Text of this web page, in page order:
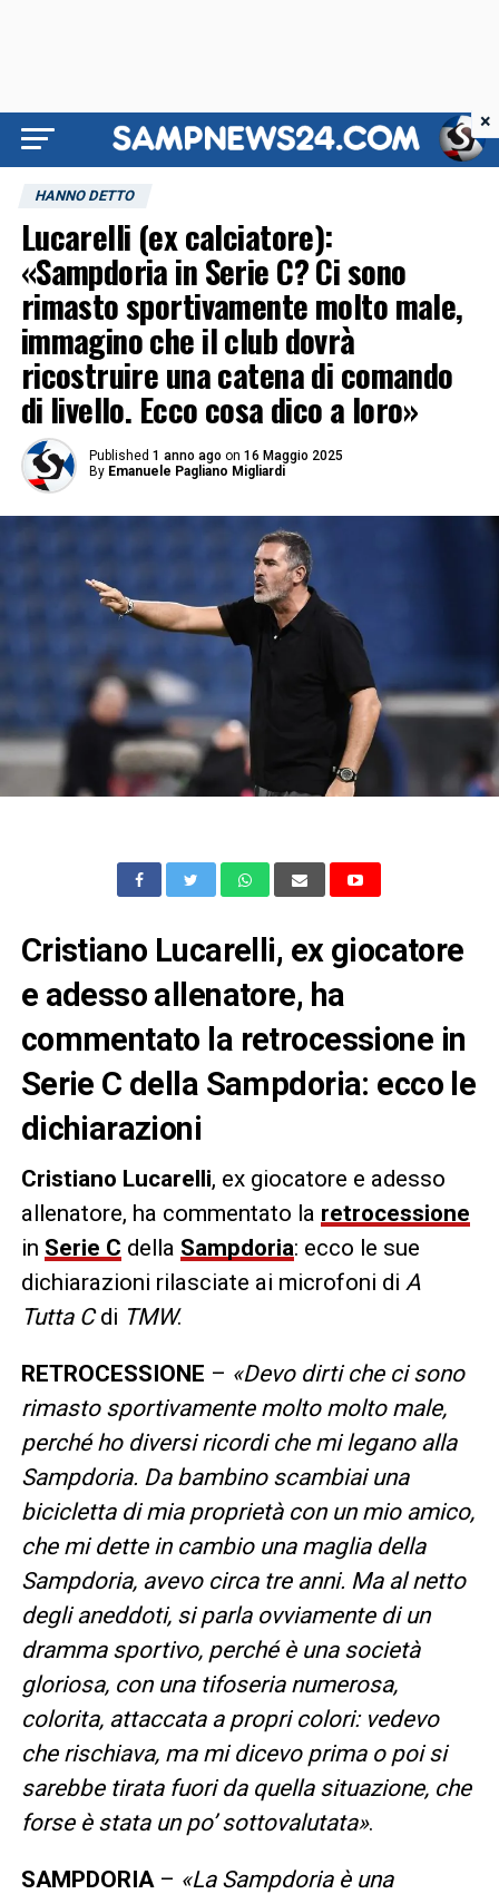
HANNO DETTO
Lucarelli (ex calciatore):
«Sampdoria in Serie C? Ci sono
rimasto sportivamente molto male,
immagino che il club dovrà
ricostruire una catena di comando
di livello. Ecco cosa dico a loro»
Published 1 anno ago on 16 Maggio 2025
By Emanuele Pagliano Migliardi
Cristiano Lucarelli, ex giocatore
e adesso allenatore, ha
commentato la retrocessione in
Serie C della Sampdoria: ecco le
dichiarazioni
Cristiano Lucarelli, ex giocatore e adesso
allenatore, ha commentato la retrocessione
in Serie C della Sampdoria: ecco le sue
dichiarazioni rilasciate ai microfoni di A
Tutta Cdi TMW.
RETROCESSIONE – «Devo dirti che ci sono
rimasto sportivamente molto molto male,
perché ho diversi ricordi che mi legano alla
Sampdoria. Da bambino scambiai una
bicicletta di mia proprietà con un mio amico,
che mi dette in cambio una maglia della
Sampdoria, avevo circa tre anni. Ma al netto
degli aneddoti, si parla ovviamente di un
dramma sportivo, perché è una società
gloriosa, con una tifoseria numerosa,
colorita, attaccata a propri colori: vedevo
che rischiava, ma mi dicevo prima o poi si
sarebbe tirata fuori da quella situazione, che
forse è stata un po’ sottovalutata».
SAMPDORIA– «La Sampdoria è una
×